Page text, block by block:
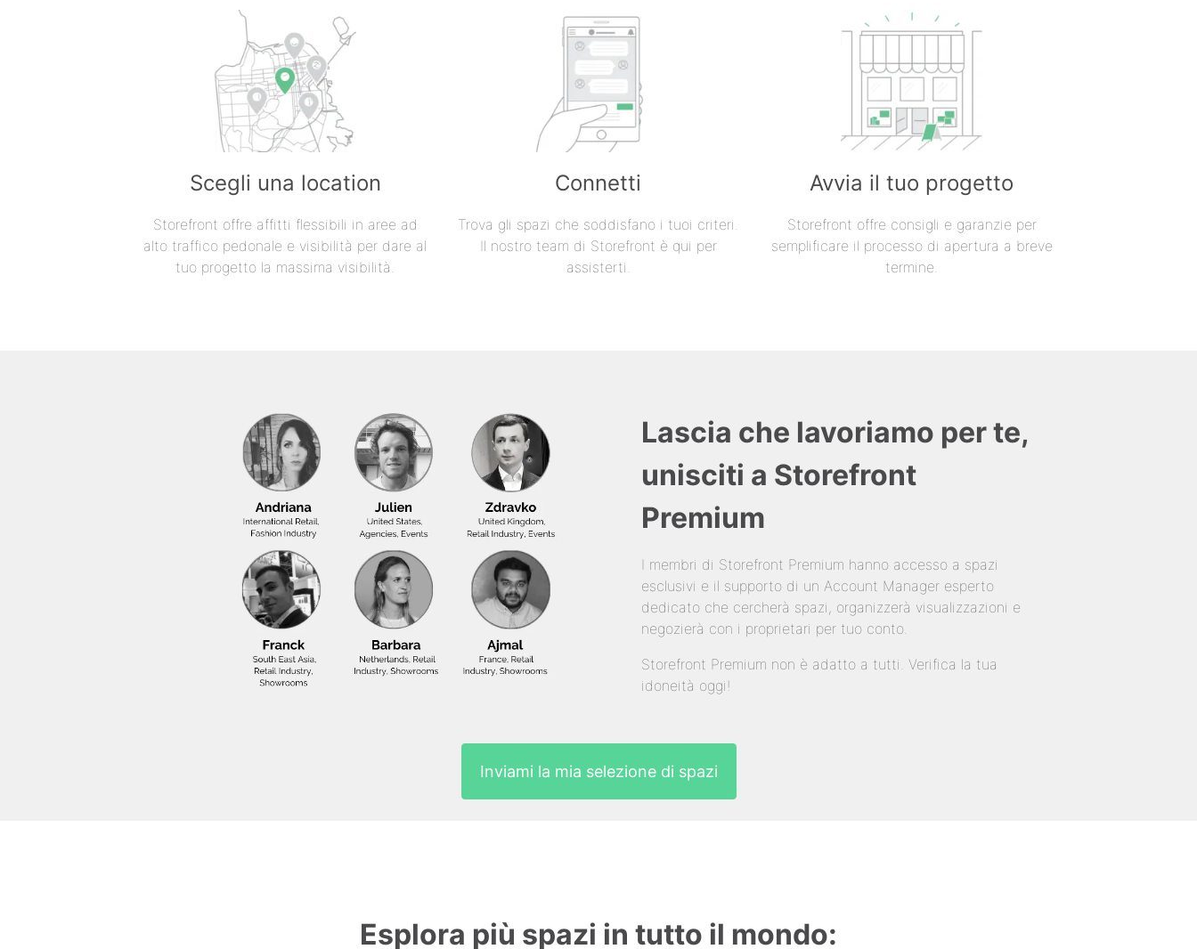
Scegli una location
Storefront offre affitti flessibili in aree ad
alto traffico pedonale e visibilità per dare al
tuo progetto la massima visibilità.
Connetti
Trova gli spazi che soddisfano i tuoi criteri.
Il nostro team di Storefront è qui per
assisterti.
Avvia il tuo progetto
Storefront offre consigli e garanzie per
semplificare il processo di apertura a breve
termine.
Lascia che lavoriamo per te,
unisciti a Storefront
Premium
I membri di Storefront Premium hanno accesso a spazi
esclusivi e il supporto di un Account Manager esperto
dedicato che cercherà spazi, organizzerà visualizzazioni e
negozierà con i proprietari per tuo conto.
Storefront Premium non è adatto a tutti. Verifica la tua
idoneità oggi!
Inviami la mia selezione di spazi
Esplora più spazi in tutto il mondo: